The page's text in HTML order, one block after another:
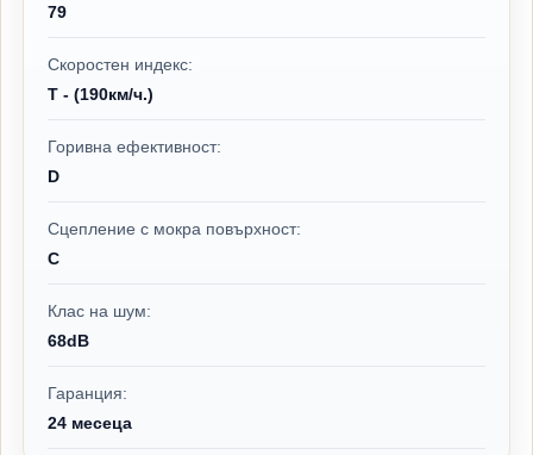
79
Скоростен индекс:
T - (190км/ч.)
Горивна ефективност:
D
Сцепление с мокра повърхност:
C
Клас на шум:
68dB
Гаранция:
24 месеца